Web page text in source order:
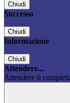
Chiudi
Successo
Chiudi
Informazione
Chiudi
Attendere...
Attendere il